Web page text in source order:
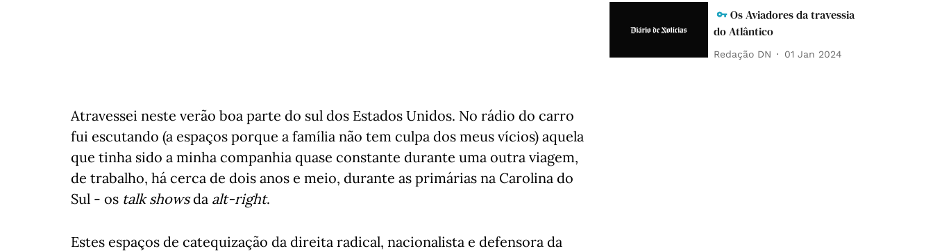
Atravessei neste verão boa parte do sul dos Estados Unidos. No rádio do carro
fui escutando (a espaços porque a família não tem culpa dos meus vícios) aquela
que tinha sido a minha companhia quase constante durante uma outra viagem,
de trabalho, há cerca de dois anos e meio, durante as primárias na Carolina do
Sul - os talk showsda alt-right.
Estes espaços de catequização da direita radical, nacionalista e defensora da
Os Aviadores da travessia
do Atlântico
Redação DN 01 Jan 2024